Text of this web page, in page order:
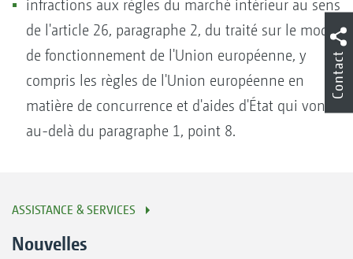
infractions aux règles du marché intérieur au sens
de l'article 26, paragraphe 2, du traité sur le mode
de fonctionnement de l'Union européenne, y
compris les règles de l'Union européenne en
matière de concurrence et d'aides d'État qui vont
au-delà du paragraphe 1, point 8.
ASSISTANCE & SERVICES
Nouvelles
Contact